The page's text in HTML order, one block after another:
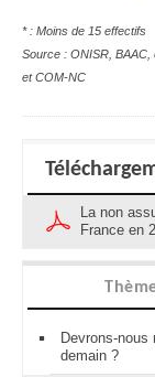
* : Moins de 15 effectifs
Source : ONISR,
et COM-NC
La non
France en
Devrons-nous
demain ?